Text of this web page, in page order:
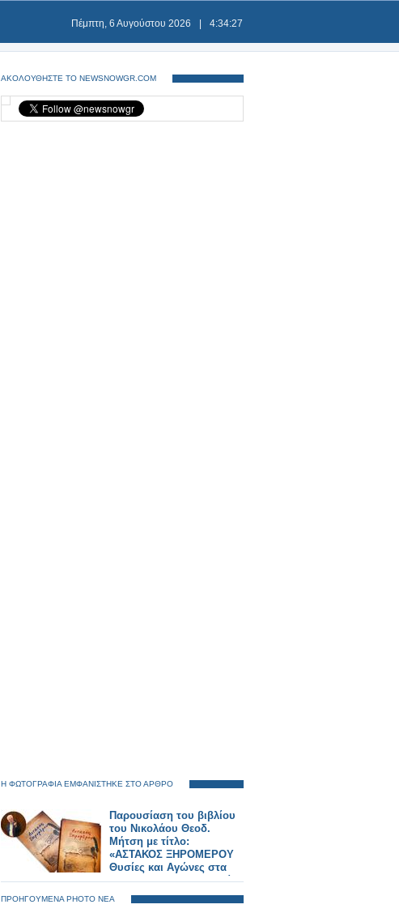
Πέμπτη, 6 Αυγούστου 2026 4:34:29
ΑΚΟΛΟΥΘΗΣΤΕ ΤΟ NEWSNOWGR.COM
Η ΦΩΤΟΓΡΑΦΙΑ ΕΜΦΑΝΙΣΤΗΚΕ ΣΤΟ ΑΡΘΡΟ
Παρουσίαση του βιβλίου
του Νικολάου Θεοδ.
Μήτση με τίτλο:
«ΑΣΤΑΚΟΣ ΞΗΡΟΜΕΡΟΥ
Θυσίες και Αγώνες στα
1821»... ΑΘΗΝΑ 30 Ιουνίου
2025, ξενοδοχείο ΤΙΤΑΝΙΑ
ΦΩΤΟΡΕΠΟΡΤΑΖ Γιώργος
ΠΡΟΗΓΟΥΜΕΝΑ PHOTO ΝΕΑ